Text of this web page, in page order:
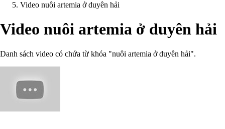
Video nuôi artemia ở duyên hải
Video nuôi artemia ở duyên hải
Danh sách video có chứa từ khóa "nuôi artemia ở duyên hải".